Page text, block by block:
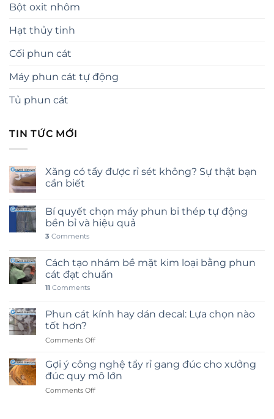
Bột oxit nhôm
Hạt thủy tinh
Cối phun cát
Máy phun cát tự động
Tủ phun cát
TIN TỨC MỚI
Xăng có tẩy được rỉ sét không? Sự thật bạn
cần biết
Bí quyết chọn máy phun bi thép tự động
bền bỉ và hiệu quả
3 Comments
Cách tạo nhám bề mặt kim loại bằng phun
cát đạt chuẩn
11 Comments
Phun cát kính hay dán decal: Lựa chọn nào
tốt hơn?
Comments Offon
kính
hay
dán
Gợi ý công nghệ tẩy rỉ gang đúc cho xưởng
đúc quy mô lớn
Comments Offon